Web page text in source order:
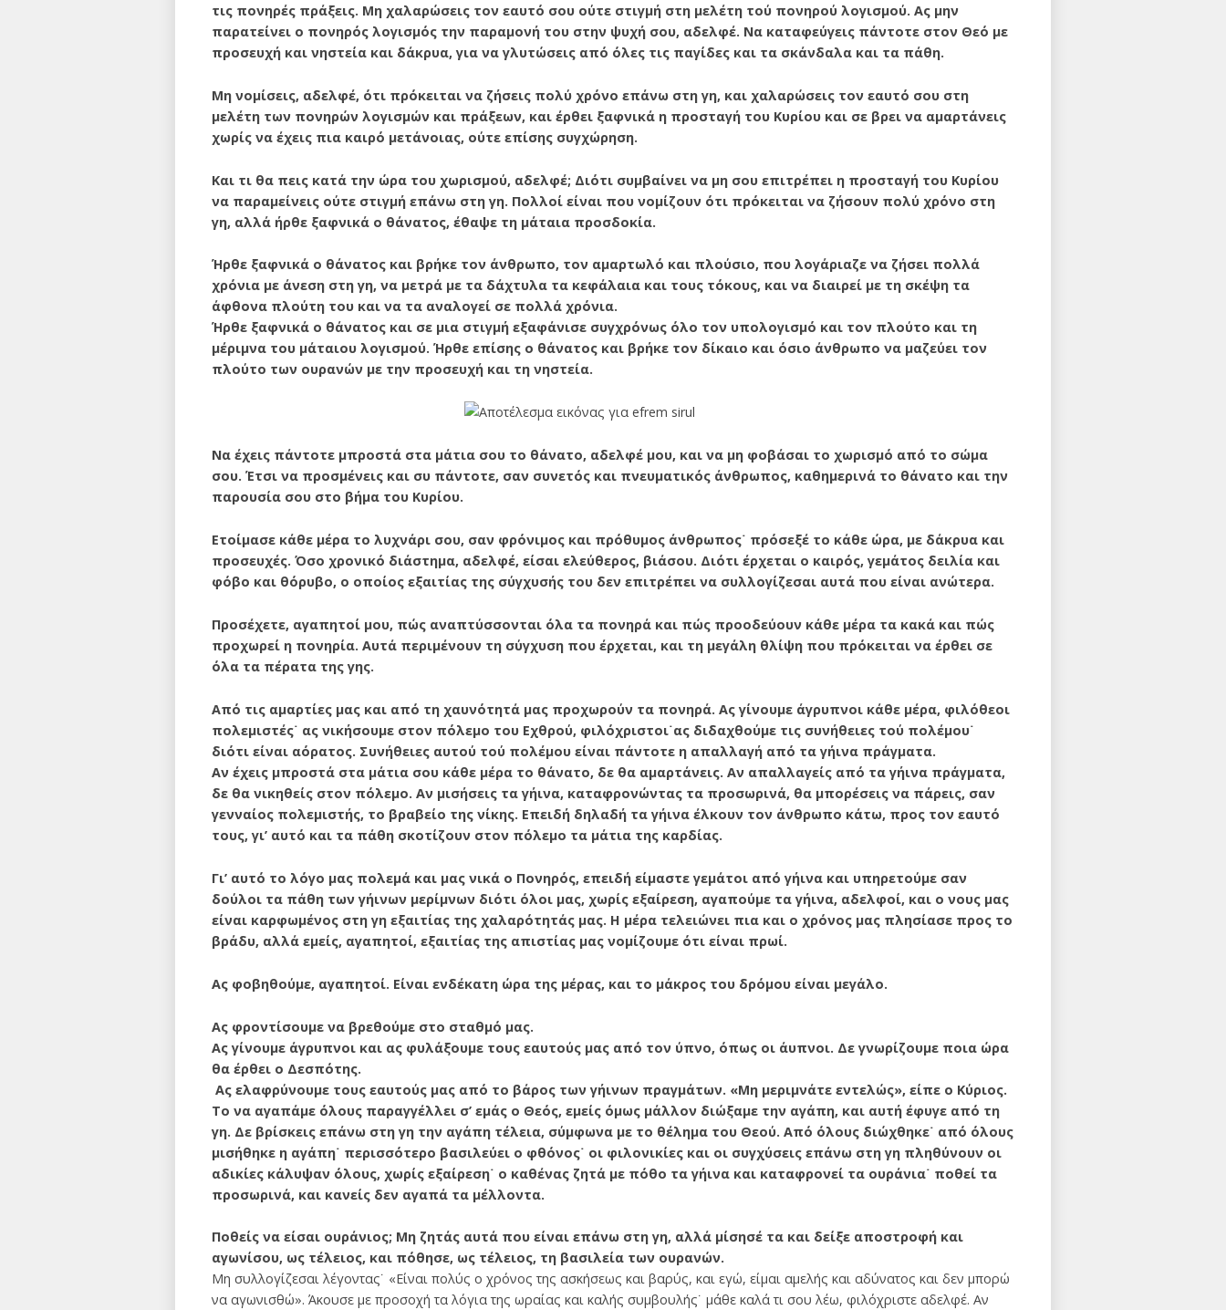
τις πονηρές πράξεις. Μη χαλαρώσεις τον εαυτό σου ούτε στιγμή στη μελέτη τού πονηρού λογισμού. Ας μην
παρατείνει ο πονηρός λογισμός την πα­ραμονή του στην ψυχή σου, αδελφέ. Να καταφεύγεις πάντοτε στον Θεό με
προσευχή και νηστεία και δάκρυα, για να γλυτώσεις από όλες τις παγίδες και τα σκάνδαλα και τα πάθη.
Μη νομίσεις, αδελφέ, ότι πρόκειται να ζήσεις πολύ χρόνο επά­νω στη γη, και χαλαρώσεις τον εαυτό σου στη
μελέτη των πονηρών λογισμών και πράξεων, και έρθει ξαφνικά η προσταγή του Κυρίου και σε βρει να αμαρτάνεις
χωρίς να έχεις πια καιρό μετάνοιας, ούτε επίσης συγχώρηση.
Και τι θα πεις κατά την ώρα του χωρισμού, αδελφέ; Διότι συμβαίνει να μη σου επιτρέπει η προσταγή του Κυρίου
να παραμείνεις ούτε στιγμή επάνω στη γη. Πολλοί είναι που νομί­ζουν ότι πρόκειται να ζήσουν πολύ χρόνο στη
γη, αλλά ήρθε ξαφνι­κά ο θάνατος, έθαψε τη μάταια προσδοκία.
Ήρθε ξαφνικά ο θάνατος και βρήκε τον άνθρωπο, τον αμαρτωλό και πλούσιο, που λογάριαζε να ζήσει πολλά
χρόνια με άνεση στη γη, να μετρά με τα δάχτυλα τα κεφάλαια και τους τόκους, και να διαιρεί με τη σκέψη τα
άφθονα πλούτη του και να τα αναλογεί σε πολλά χρόνια.
Ήρθε ξαφνικά ο θάνατος και σε μια στιγμή εξαφάνισε συγχρόνως όλο τον υπολογι­σμό και τον πλούτο και τη
μέριμνα του μάταιου λογισμού. Ήρθε επίσης ο θάνατος και βρήκε τον δίκαιο και όσιο άνθρωπο να μαζεύει τον
πλούτο των ουρανών με την προσευχή και τη νηστεία.
Να έχεις πάντοτε μπροστά στα μάτια σου το θάνατο, αδελφέ μου, και να μη φοβάσαι το χωρισμό από το σώμα
σου. Έτσι να προσμένεις και συ πάντοτε, σαν συνετός και πνευματικός άνθρωπος, καθημερινά το θάνατο και την
παρουσία σου στο βήμα του Κυρίου.
Ετοίμασε κάθε μέρα το λυχνάρι σου, σαν φρόνιμος και πρόθυμος άνθρωπος˙ πρόσεξέ το κάθε ώρα, με δάκρυα και
προσευχές. Όσο χρονικό διάστημα, αδελφέ, είσαι ελεύθερος, βιάσου. Διότι έρχεται ο καιρός, γεμάτος δειλία και
φόβο και θόρυβο, ο οποίος εξαιτίας της σύγχυσής του δεν επιτρέπει να συλλογίζεσαι αυτά που είναι ανώτερα.
Προσέχετε, αγαπητοί μου, πώς αναπτύσσονται όλα τα πονηρά και πώς προοδεύουν κάθε μέρα τα κακά και πώς
προχωρεί η πονη­ρία. Αυτά περιμένουν τη σύγχυση που έρχεται, και τη μεγάλη θλί­ψη που πρόκειται να έρθει σε
όλα τα πέρατα της γης.
Από τις αμαρτίες μας και από τη χαυνότητά μας προχωρούν τα πονηρά. Ας γίνουμε άγρυπνοι κάθε μέρα, φιλόθεοι
πολεμιστές˙ ας νικήσουμε στον πόλεμο του Εχθρού, φιλόχριστοι˙ας διδαχθούμε τις συνήθειες τού πολέμου˙
διότι είναι αόρατος. Συνήθειες αυτού τού πολέμου είναι πάντοτε η απαλλαγή από τα γήινα πράγματα.
Αν έχεις μπρο­στά στα μάτια σου κάθε μέρα το θάνατο, δε θα αμαρτάνεις. Αν απαλλαγείς από τα γήινα πράγματα,
δε θα νικηθείς στον πόλεμο. Αν μισήσεις τα γήινα, καταφρονώντας τα προσωρινά, θα μπορέσεις να πάρεις, σαν
γενναίος πολεμιστής, το βραβείο της νίκης. Επειδή δηλαδή τα γήινα έλκουν τον άνθρωπο κάτω, προς τον εαυτό
τους, γι’ αυτό και τα πάθη σκοτίζουν στον πόλεμο τα μάτια της καρδίας.
Γι’ αυτό το λόγο μας πολεμά και μας νικά ο Πονηρός, επειδή είμα­στε γεμάτοι από γήινα και υπηρετούμε σαν
δούλοι τα πάθη των γήι­νων μερίμνων διότι όλοι μας, χωρίς εξαίρεση, αγαπούμε τα γήινα, αδελφοί, και ο νους μας
είναι καρφωμένος στη γη εξαιτίας της χα­λαρότητάς μας. Η μέρα τελειώνει πια και ο χρόνος μας πλησίασε προς το
βράδυ, αλλά εμείς, αγαπητοί, εξαιτίας της απιστίας μας νο­μίζουμε ότι είναι πρωί.
Ας φοβηθούμε, αγαπητοί. Είναι ενδέκατη ώρα της μέρας, και το μάκρος του δρόμου είναι μεγάλο.
Ας φροντίσουμε να βρεθούμε στο σταθμό μας.
Ας γίνουμε άγρυπνοι και ας φυλάξουμε τους εαυ­τούς μας από τον ύπνο, όπως οι άυπνοι. Δε γνωρίζουμε ποια ώρα
θα έρθει ο Δεσπότης.
Ας ελαφρύνουμε τους εαυτούς μας από το βά­ρος των γήινων πραγμάτων. «Μη μεριμνάτε εντελώς», είπε ο Κύ­ριος.
Το να αγαπάμε όλους παραγγέλλει σ’ εμάς ο Θεός, εμείς όμως μάλλον διώξαμε την αγάπη, και αυτή έφυγε από τη
γη. Δε βρίσκεις επάνω στη γη την αγάπη τέλεια, σύμφωνα με το θέλημα του Θεού. Από όλους διώχθηκε˙ από όλους
μισήθηκε η αγάπη˙ πε­ρισσότερο βασιλεύει ο φθόνος˙ οι φιλονικίες και οι συγχύσεις επάνω στη γη πληθύνουν οι
αδικίες κάλυψαν όλους, χωρίς εξαίρεση˙ ο κα­θένας ζητά με πόθο τα γήινα και καταφρονεί τα ουράνια˙ ποθεί τα
προσωρινά, και κανείς δεν αγαπά τα μέλλοντα.
Ποθείς να είσαι ουράνιος; Μη ζητάς αυτά που είναι επάνω στη γη, αλλά μίσησέ τα και δείξε αποστροφή και
αγωνίσου, ως τέλειος, και πόθησε, ως τέλειος, τη βασιλεία των ουρανών.
Μη συλλογίζεσαι λέγοντας˙ «Είναι πολύς ο χρόνος της ασκήσεως και βαρύς, και εγώ, είμαι αμελής και αδύνατος και δεν μπορώ
να αγωνισθώ». Άκουσε με προσοχή τα λόγια της ωραίας και καλής συμβουλής˙ μάθε καλά τι σου λέω, φιλόχριστε αδελφέ. Αν